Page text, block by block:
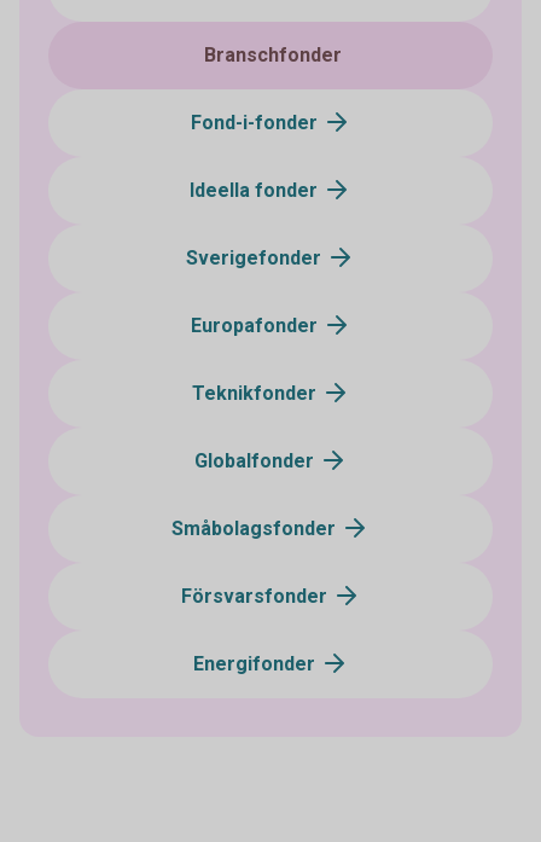
Branschfonder
Fond-i-fonder
Ideella fonder
Sverigefonder
Europafonder
Teknikfonder
Globalfonder
Småbolagsfonder
Försvarsfonder
Energifonder